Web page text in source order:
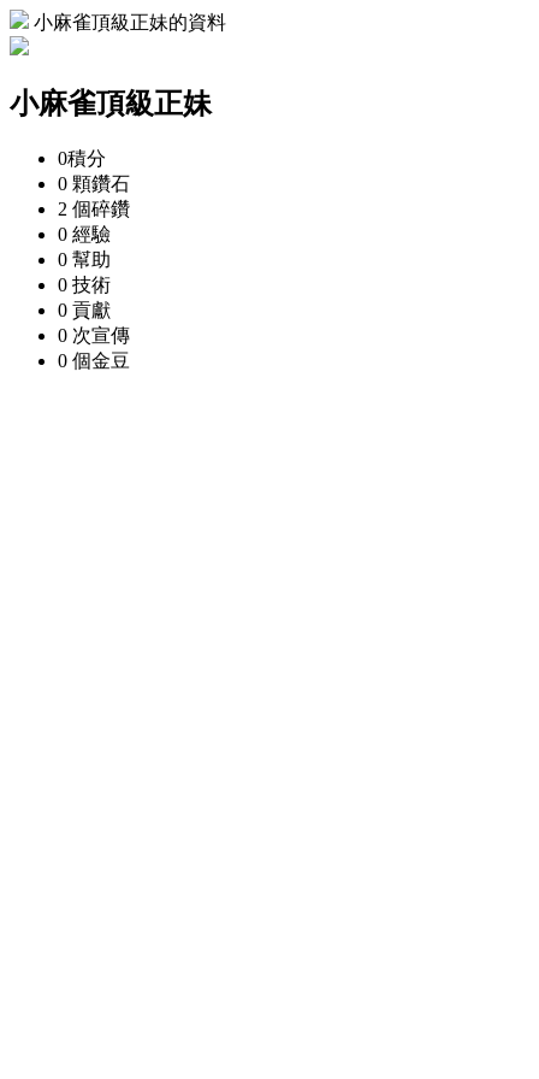
小麻雀頂級正妹的資料
小麻雀頂級正妹
0積分
0 顆鑽石
2 個碎鑽
0 經驗
0 幫助
0 技術
0 貢獻
0 次宣傳
0 個金豆